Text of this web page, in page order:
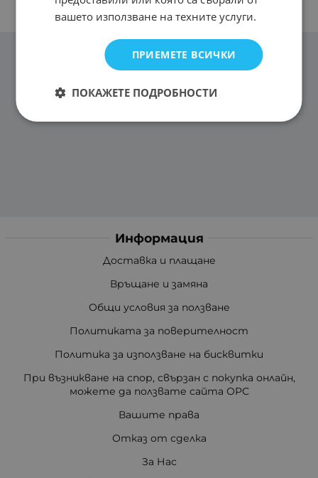
Информация
Доставка и плащане
Връщане и замяна
Общи условия за ползване
Политиката за поверителност
Политика за използване на бисквитки
При възникване на спор, свързан с покупка онлайн,
можете да ползвате сайта ОРС
Вашите права
Отказ от сделка
За Нас
вашето използване на техните услуги.
ПРИЕМЕТЕ ВСИЧКИ
ПОКАЖЕТЕ ПОДРОБНОСТИ